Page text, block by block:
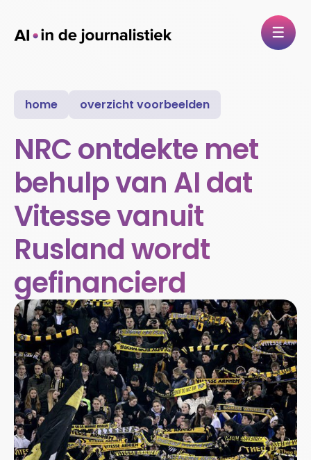
home overzicht voorbeelden
NRC ontdekte met
behulp van AI dat
Vitesse vanuit
Rusland wordt
gefinancierd